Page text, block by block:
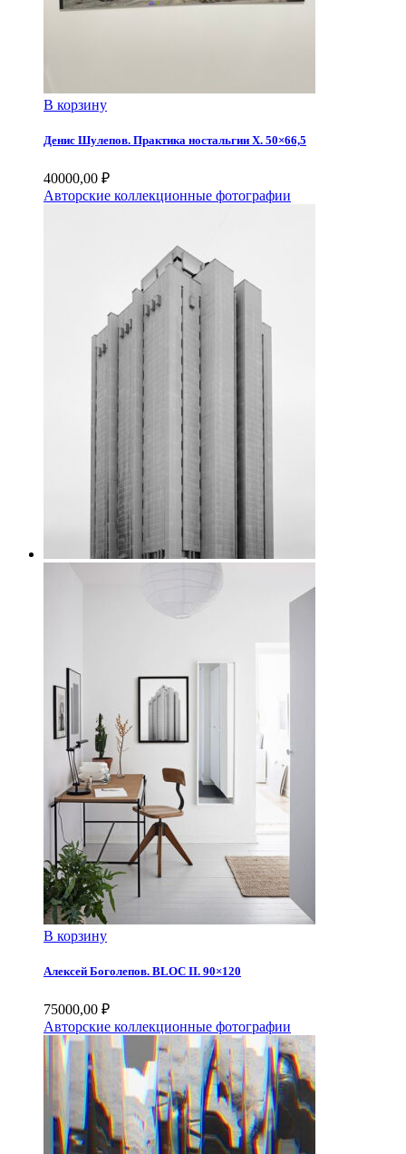
В корзину
Денис Шулепов. Практика ностальгии X. 50×66,5
40000,00 ₽
Авторские коллекционные фотографии
В корзину
Алексей Боголепов. BLOC II. 90×120
75000,00 ₽
Авторские коллекционные фотографии